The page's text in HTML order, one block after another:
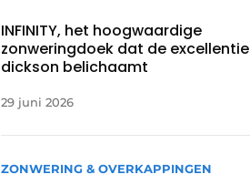
INFINITY, het hoogwaardige
zonweringdoek dat de
dickson belichaamt
29 juni 2026
ZONWERING & OVERKAPPINGEN